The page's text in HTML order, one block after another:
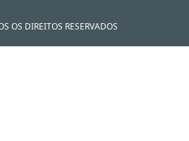
OS DIREITOS RESERVADOS